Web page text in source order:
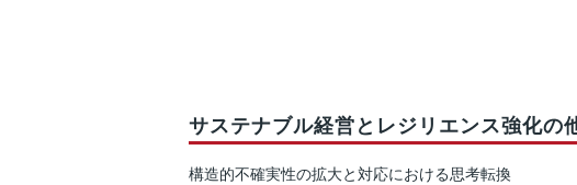
サステナブル経営とレジリエンス強化の
構造的不確実性の拡大と対応における思考転換